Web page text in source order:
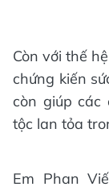
Còn với thế
chứng kiến
còn giúp
tộc lan tỏa
Em Phan